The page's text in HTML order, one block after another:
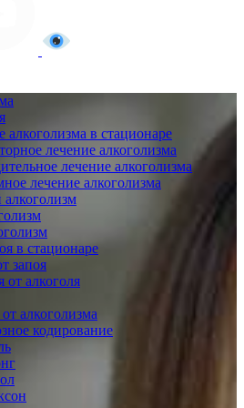
алкоголизма в стационаре
лечение алкоголизма
лечение алкоголизма
лечение алкоголизма
в стационаре
запоя
от алкоголя
алкоголизма
кодирование